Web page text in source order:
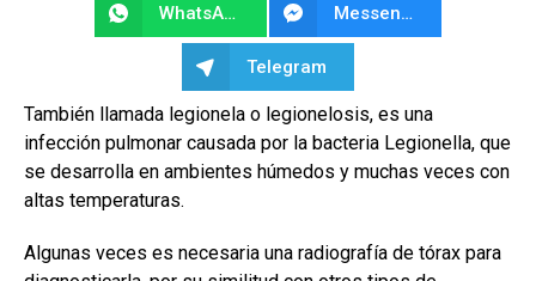
WhatsApp Messenger
Telegram
También llamada legionela o legionelosis, es una
infección pulmonar causada por la bacteria Legionella, que
se desarrolla en ambientes húmedos y muchas veces con
altas temperaturas.
Algunas veces es necesaria una radiografía de tórax para